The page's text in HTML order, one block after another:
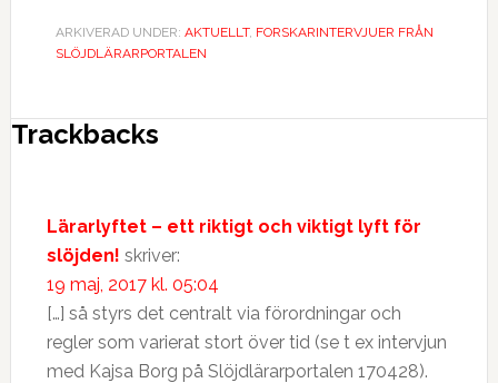
ARKIVERAD UNDER: AKTUELLT, FORSKARINTERVJUER FRÅN
SLÖJDLÄRARPORTALEN
Trackbacks
Lärarlyftet – ett riktigt och viktigt lyft för
slöjden! skriver:
19 maj, 2017 kl. 05:04
[…] så styrs det centralt via förordningar och
regler som varierat stort över tid (se t ex intervjun
med Kajsa Borg på Slöjdlärarportalen 170428).